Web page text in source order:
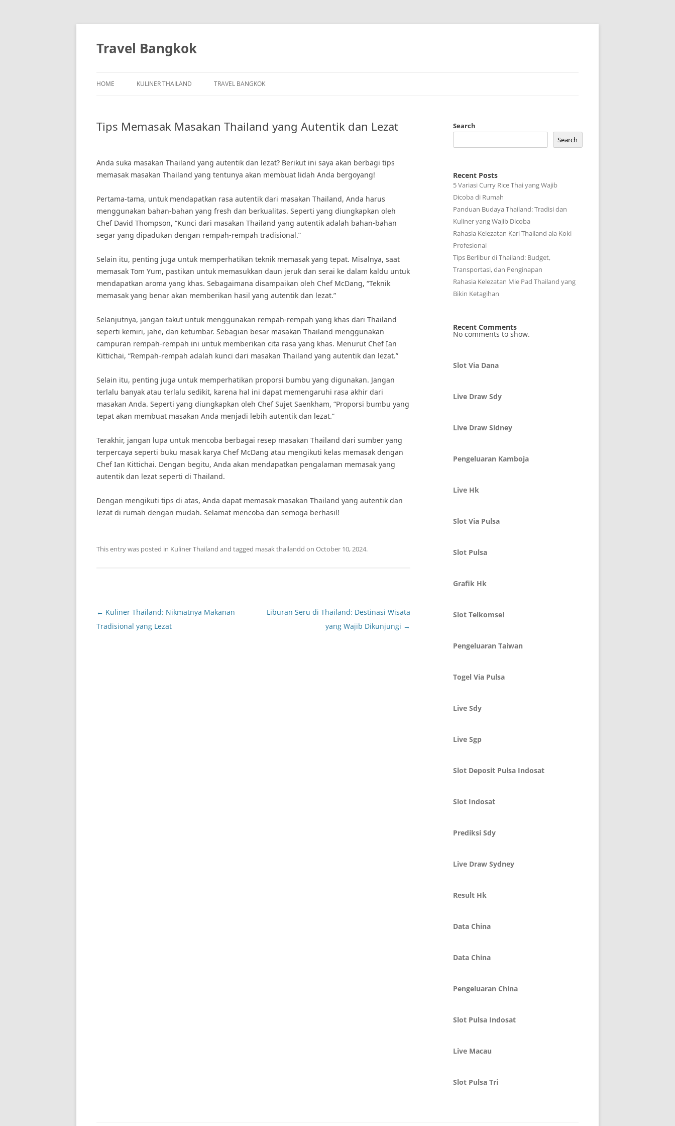
Skip
Travel Bangkok
HOME KULINER THAILAND TRAVEL BANGKOK
Tips Memasak Masakan Thailand yang Autentik dan Lezat
Anda suka masakan Thailand yang autentik dan lezat? Berikut ini saya akan berbagi tips
memasak masakan Thailand yang tentunya akan membuat lidah Anda bergoyang!
Pertama-tama, untuk mendapatkan rasa autentik dari masakan Thailand, Anda harus
menggunakan bahan-bahan yang fresh dan berkualitas. Seperti yang diungkapkan oleh
Chef David Thompson, “Kunci dari masakan Thailand yang autentik adalah bahan-bahan
segar yang dipadukan dengan rempah-rempah tradisional.”
Selain itu, penting juga untuk memperhatikan teknik memasak yang tepat. Misalnya, saat
memasak Tom Yum, pastikan untuk memasukkan daun jeruk dan serai ke dalam kaldu untuk
mendapatkan aroma yang khas. Sebagaimana disampaikan oleh Chef McDang, “Teknik
memasak yang benar akan memberikan hasil yang autentik dan lezat.”
Selanjutnya, jangan takut untuk menggunakan rempah-rempah yang khas dari Thailand
seperti kemiri, jahe, dan ketumbar. Sebagian besar masakan Thailand menggunakan
campuran rempah-rempah ini untuk memberikan cita rasa yang khas. Menurut Chef Ian
Kittichai, “Rempah-rempah adalah kunci dari masakan Thailand yang autentik dan lezat.”
Selain itu, penting juga untuk memperhatikan proporsi bumbu yang digunakan. Jangan
terlalu banyak atau terlalu sedikit, karena hal ini dapat memengaruhi rasa akhir dari
masakan Anda. Seperti yang diungkapkan oleh Chef Sujet Saenkham, “Proporsi bumbu yang
tepat akan membuat masakan Anda menjadi lebih autentik dan lezat.”
Terakhir, jangan lupa untuk mencoba berbagai resep masakan Thailand dari sumber yang
terpercaya seperti buku masak karya Chef McDang atau mengikuti kelas memasak dengan
Chef Ian Kittichai. Dengan begitu, Anda akan mendapatkan pengalaman memasak yang
autentik dan lezat seperti di Thailand.
Dengan mengikuti tips di atas, Anda dapat memasak masakan Thailand yang autentik dan
lezat di rumah dengan mudah. Selamat mencoba dan semoga berhasil!
This entry was posted in Kuliner Thailand and tagged masak thailandd on October 10, 2024.
Post
navigation
← Kuliner Thailand: Nikmatnya Makanan
Tradisional yang Lezat
Liburan Seru di Thailand: Destinasi Wisata
yang Wajib Dikunjungi →
Search
Search
Recent Posts
5 Variasi Curry Rice Thai yang Wajib
Dicoba di Rumah
Panduan Budaya Thailand: Tradisi dan
Kuliner yang Wajib Dicoba
Rahasia Kelezatan Kari Thailand ala Koki
Profesional
Tips Berlibur di Thailand: Budget,
Transportasi, dan Penginapan
Rahasia Kelezatan Mie Pad Thailand yang
Bikin Ketagihan
Recent Comments
No comments to show.
Slot Via Dana
Live Draw Sdy
Live Draw Sidney
Pengeluaran Kamboja
Live Hk
Slot Via Pulsa
Slot Pulsa
Grafik Hk
Slot Telkomsel
Pengeluaran Taiwan
Togel Via Pulsa
Live Sdy
Live Sgp
Slot Deposit Pulsa Indosat
Slot Indosat
Prediksi Sdy
Live Draw Sydney
Result Hk
Data China
Data China
Pengeluaran China
Slot Pulsa Indosat
Live Macau
Slot Pulsa Tri